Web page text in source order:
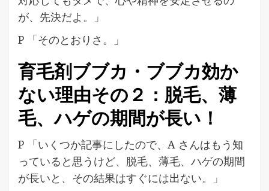
が、先決だよ。」
P 「そのとおりさ。」
育毛剤ブブカ・ブブカ効か
ない理由その２：脱毛、薄
毛、ハゲの期間が長い！
P 「いくつか記事にしたので、A さんはもう知
っていると思うけど、脱毛、薄毛、ハゲの期間
が長いと、その結果はすぐには出ない。」